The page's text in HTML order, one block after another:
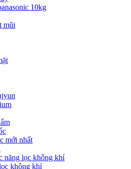
10kg
mũi
mới nhất
năng lọc không khí
không khí